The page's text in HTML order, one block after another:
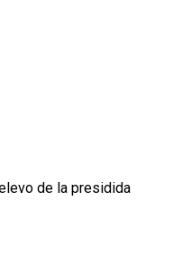
de la presidida